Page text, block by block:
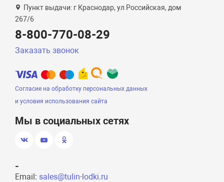
Пункт выдачи: г Краснодар, ул Российская, дом
267/6
8-800-770-08-29
Заказать звонок
Согласие на обработку персональных данных
и условия использования сайта
Мы в социальных сетях
-
Email: sales@tulin-lodki.ru